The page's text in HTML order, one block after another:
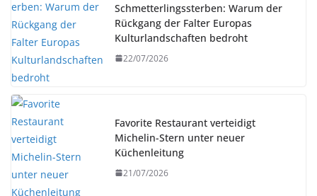
Schmetterlingssterben: Warum der
Rückgang der Falter Europas
Kulturlandschaften bedroht
22/07/2026
Favorite Restaurant verteidigt
Michelin-Stern unter neuer
Küchenleitung
21/07/2026